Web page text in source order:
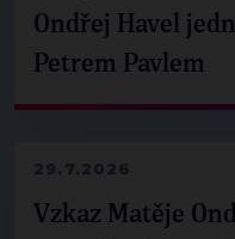
Ondřej Havel
Petrem Pavlem
29.7.2026
Vzkaz Matěje